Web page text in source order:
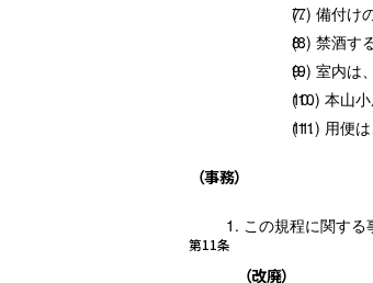
備付け
禁酒す
室内は
本山
用便
（事務）
第11条
この規程に関する
（改廃）